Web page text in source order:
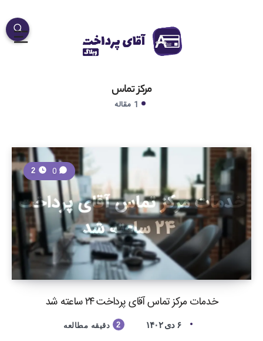
مرکز تماس
خدمات مرکز تماس آقای پرداخت ۲۴ ساعته شد
0
۶ دی ۱۴۰۲ 2 دقیقه مطالعه